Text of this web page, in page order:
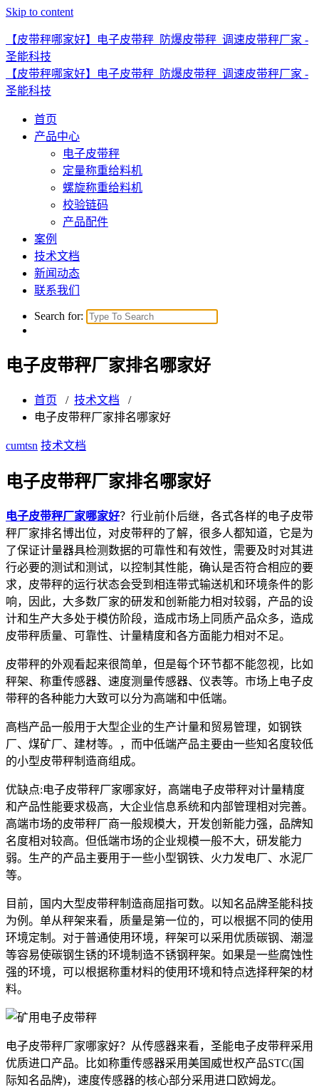
Skip to content
【皮带秤哪家好】电子皮带秤_防爆皮带秤_调速皮带秤厂家 -
圣能科技
【皮带秤哪家好】电子皮带秤_防爆皮带秤_调速皮带秤厂家 -
圣能科技
首页
产品中心
电子皮带秤
定量称重给料机
螺旋称重给料机
校验链码
产品配件
案例
技术文档
新闻动态
联系我们
Search for:
电子皮带秤厂家排名哪家好
首页 / 技术文档 /
电子皮带秤厂家排名哪家好
cumtsn 技术文档
电子皮带秤厂家排名哪家好
电子皮带秤厂家哪家好？行业前仆后继，各式各样的电子皮带
秤厂家排名博出位，对皮带秤的了解，很多人都知道，它是为
了保证计量器具检测数据的可靠性和有效性，需要及时对其进
行必要的测试和测试，以控制其性能，确认是否符合相应的要
求，皮带秤的运行状态会受到相连带式输送机和环境条件的影
响，因此，大多数厂家的研发和创新能力相对较弱，产品的设
计和生产大多处于模仿阶段，造成市场上同质产品众多，造成
皮带秤质量、可靠性、计量精度和各方面能力相对不足。
皮带秤的外观看起来很简单，但是每个环节都不能忽视，比如
秤架、称重传感器、速度测量传感器、仪表等。市场上电子皮
带秤的各种能力大致可以分为高端和中低端。
高档产品一般用于大型企业的生产计量和贸易管理，如钢铁
厂、煤矿厂、建材等。，而中低端产品主要由一些知名度较低
的小型皮带秤制造商组成。
优缺点:电子皮带秤厂家哪家好，高端电子皮带秤对计量精度
和产品性能要求极高，大企业信息系统和内部管理相对完善。
高端市场的皮带秤厂商一般规模大，开发创新能力强，品牌知
名度相对较高。但低端市场的企业规模一般不大，研发能力
弱。生产的产品主要用于一些小型钢铁、火力发电厂、水泥厂
等。
目前，国内大型皮带秤制造商屈指可数。以知名品牌圣能科技
为例。单从秤架来看，质量是第一位的，可以根据不同的使用
环境定制。对于普通使用环境，秤架可以采用优质碳钢、潮湿
等容易使碳钢生锈的环境制造不锈钢秤架。如果是一些腐蚀性
强的环境，可以根据称重材料的使用环境和特点选择秤架的材
料。
电子皮带秤厂家哪家好？从传感器来看，圣能电子皮带秤采用
优质进口产品。比如称重传感器采用美国威世权产品STC(国
际知名品牌)，速度传感器的核心部分采用进口欧姆龙。